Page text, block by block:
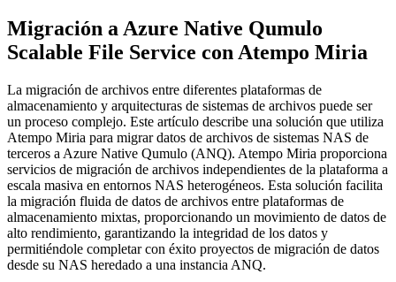
Migración a Azure Native Qumulo
Scalable File Service con Atempo Miria
La migración de archivos entre diferentes plataformas de
almacenamiento y arquitecturas de sistemas de archivos puede ser
un proceso complejo. Este artículo describe una solución que utiliza
Atempo Miria para migrar datos de archivos de sistemas NAS de
terceros a Azure Native Qumulo (ANQ). Atempo Miria proporciona
servicios de migración de archivos independientes de la plataforma a
escala masiva en entornos NAS heterogéneos. Esta solución facilita
la migración fluida de datos de archivos entre plataformas de
almacenamiento mixtas, proporcionando un movimiento de datos de
alto rendimiento, garantizando la integridad de los datos y
permitiéndole completar con éxito proyectos de migración de datos
desde su NAS heredado a una instancia ANQ.